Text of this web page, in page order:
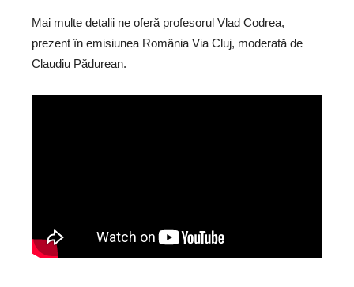
Mai multe detalii ne oferă profesorul Vlad Codrea,
prezent în emisiunea România Via Cluj, moderată de
Claudiu Pădurean.